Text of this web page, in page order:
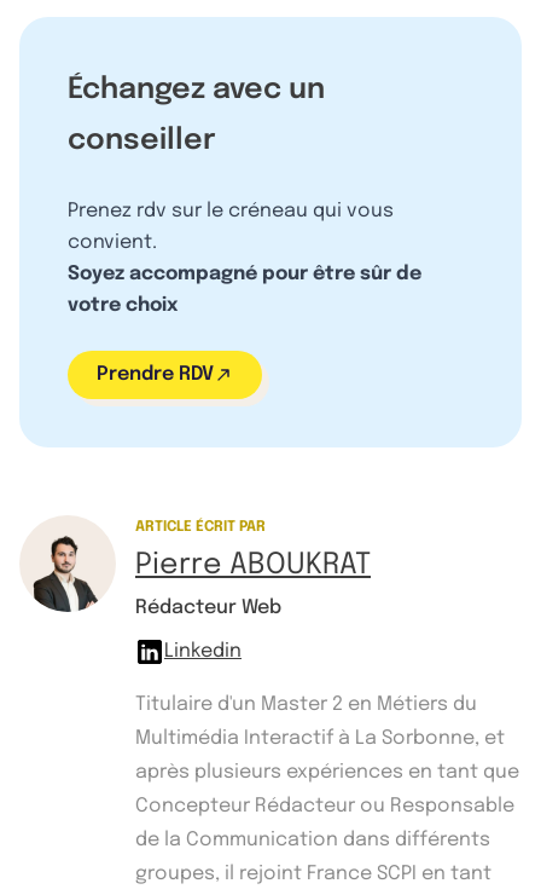
Échangez avec un
conseiller
Prenez rdv sur le créneau qui vous
convient.
Soyez accompagné pour être sûr de
votre choix
Prendre RDV
ARTICLE ÉCRIT PAR
Pierre ABOUKRAT
Rédacteur Web
Linkedin
Titulaire d'un Master 2 en Métiers du
Multimédia Interactif à La Sorbonne, et
après plusieurs expériences en tant que
Concepteur Rédacteur ou Responsable
de la Communication dans différents
groupes, il rejoint France SCPI en tant